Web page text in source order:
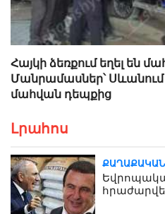
Հայկի ձեռքում եղել են
Մանրամասներ՝ Սևանում
մահվան դեպքից
Լրահոս
ՔԱՂԱՔԱԿԱՆ